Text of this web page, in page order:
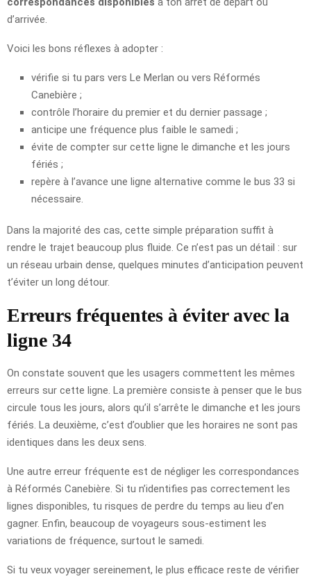
d’arrivée.
Voici les bons réflexes à adopter :
vérifie si tu pars vers Le Merlan ou vers Réformés
Canebière ;
contrôle l’horaire du premier et du dernier passage ;
anticipe une fréquence plus faible le samedi ;
évite de compter sur cette ligne le dimanche et les jours
fériés ;
repère à l’avance une ligne alternative comme le bus 33 si
nécessaire.
Dans la majorité des cas, cette simple préparation suffit à
rendre le trajet beaucoup plus fluide. Ce n’est pas un détail : sur
un réseau urbain dense, quelques minutes d’anticipation peuvent
t’éviter un long détour.
Erreurs fréquentes à éviter avec la
ligne 34
On constate souvent que les usagers commettent les mêmes
erreurs sur cette ligne. La première consiste à penser que le bus
circule tous les jours, alors qu’il s’arrête le dimanche et les jours
fériés. La deuxième, c’est d’oublier que les horaires ne sont pas
identiques dans les deux sens.
Une autre erreur fréquente est de négliger les correspondances
à Réformés Canebière. Si tu n’identifies pas correctement les
lignes disponibles, tu risques de perdre du temps au lieu d’en
gagner. Enfin, beaucoup de voyageurs sous-estiment les
variations de fréquence, surtout le samedi.
Si tu veux voyager sereinement, le plus efficace reste de vérifier